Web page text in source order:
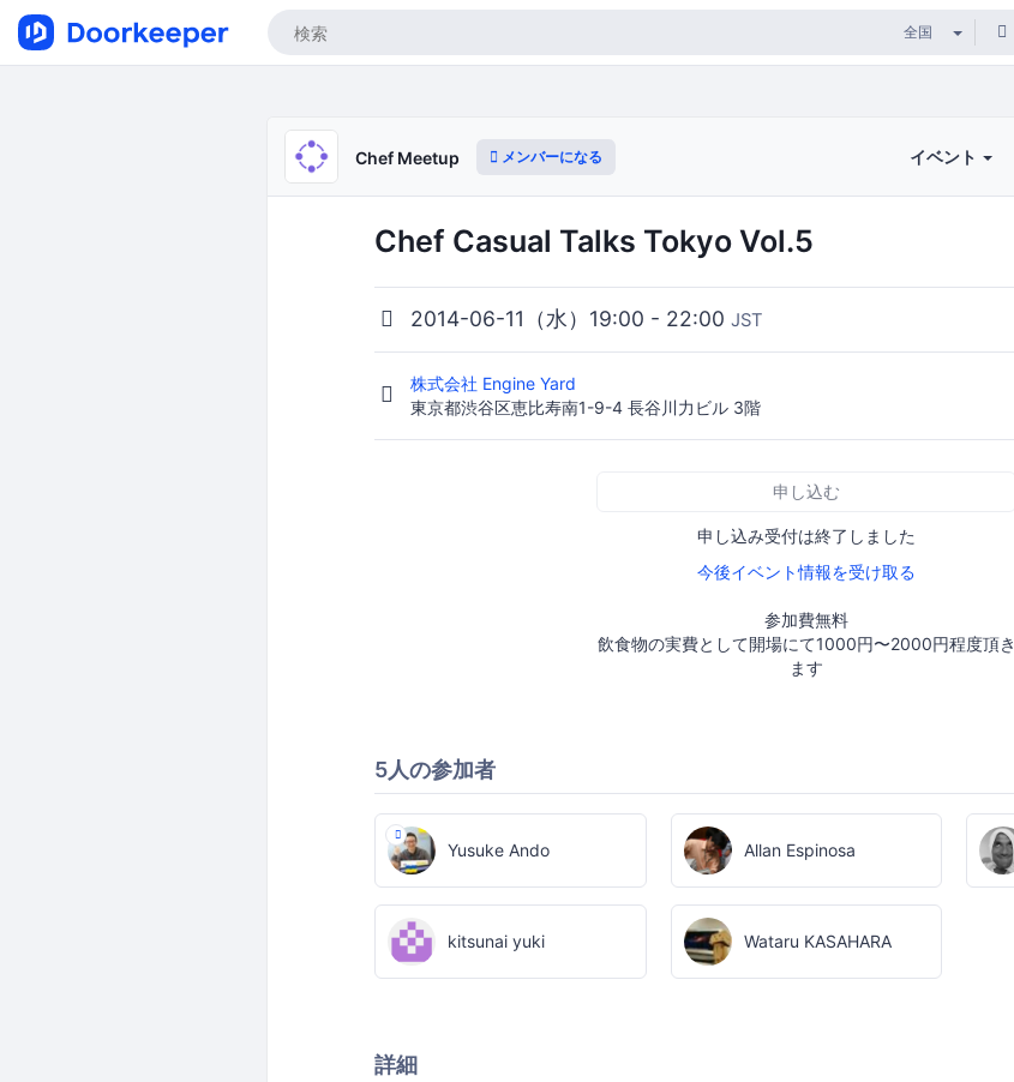
Chef Meetup メンバーになる イベント
Chef Casual Talks Tokyo Vol.5
2014-06-11（水）19:00 - 22:00 JST
株式会社 Engine Yard
東京都渋谷区恵比寿南1-9-4 長谷川力ビル 3階
申し込む
申し込み受付は終了しました
今後イベント情報を受け取る
参加費無料
飲食物の実費として開場にて1000円〜2000円程度頂き
ます
5人の参加者
Yusuke Ando Allan Espinosa
kitsunai yuki Wataru KASAHARA
詳細